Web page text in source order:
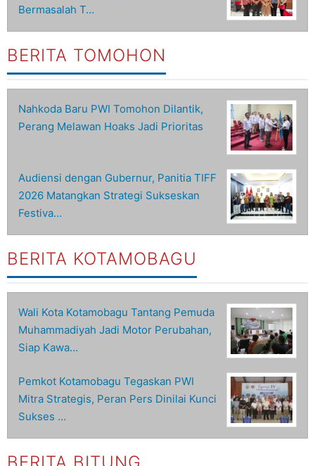
Bermasalah T…
BERITA TOMOHON
Nahkoda Baru PWI Tomohon Dilantik,
Perang Melawan Hoaks Jadi Prioritas
Audiensi dengan Gubernur, Panitia TIFF
2026 Matangkan Strategi Sukseskan
Festiva…
BERITA KOTAMOBAGU
Wali Kota Kotamobagu Tantang Pemuda
Muhammadiyah Jadi Motor Perubahan,
Siap Kawa…
Pemkot Kotamobagu Tegaskan PWI
Mitra Strategis, Peran Pers Dinilai Kunci
Sukses …